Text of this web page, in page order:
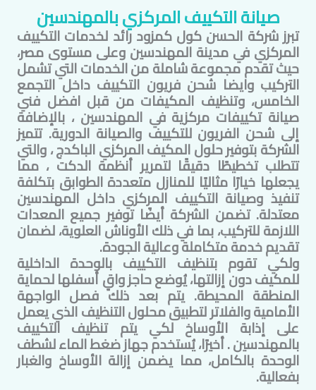
صيانة التكييف المركزي بالمهندسين
تبرز شركة الحسن كول كمزود رائد لخدمات التكييف
المركزي في مدينةالمهندسينوعلى مستوى مصر،
حيث تقدم مجموعة شاملة من الخدمات التي تشمل
التركيب وايضا شحن فريون التكييف داخلالتجمع
الخامس، وتنظيف المكيفات من قبل افضل فني
صيانة تكييفات مركزية فيالمهندسين ، بالإضافة
إلى شحن الفريون للتكييف والصيانة الدورية. تتميز
الشركة بتوفير حلول المكيف المركزي الباكدج ، والتي
تتطلب تخطيطًا دقيقًا لتمرير أنظمة الدكت ، مما
يجعلها خيارًا مثاليًا للمنازل متعددة الطوابق بتكلفة
تنفيذ وصيانة التكييف المركزي داخلالمهندسين
معتدلة. تضمن الشركة أيضًا توفير جميع المعدات
اللازمة للتركيب، بما في ذلك الأوناش العلوية، لضمان
تقديم خدمة متكاملة وعالية الجودة.
ولكي تقوم بتنظيف التكييف بالوحدة الداخلية
للمكيف دون إزالتها، يُوضع حاجز واقٍ أسفلها لحماية
المنطقة المحيطة. يتم بعد ذلك فصل الواجهة
الأمامية والفلاتر لتطبيق محلول التنظيف الذي يعمل
على إذابة الأوساخ لكي يتم تنظيف التكييف
بالمهندسين. أخيرًا، يُستخدم جهاز ضغط الماء لشطف
الوحدة بالكامل، مما يضمن إزالة الأوساخ والغبار
بفعالية.